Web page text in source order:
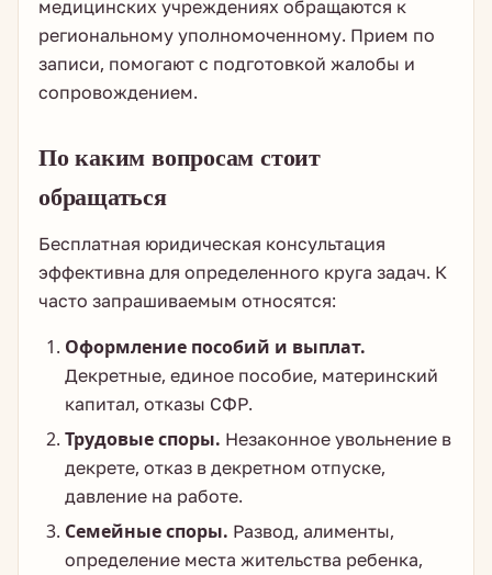
медицинских учреждениях обращаются к
региональному уполномоченному. Прием по
записи, помогают с подготовкой жалобы и
сопровождением.
По каким вопросам стоит
обращаться
Бесплатная юридическая консультация
эффективна для определенного круга задач. К
часто запрашиваемым относятся:
Оформление пособий и выплат.
Декретные, единое пособие, материнский
капитал, отказы СФР.
Трудовые споры. Незаконное увольнение в
декрете, отказ в декретном отпуске,
давление на работе.
Семейные споры. Развод, алименты,
определение места жительства ребенка,